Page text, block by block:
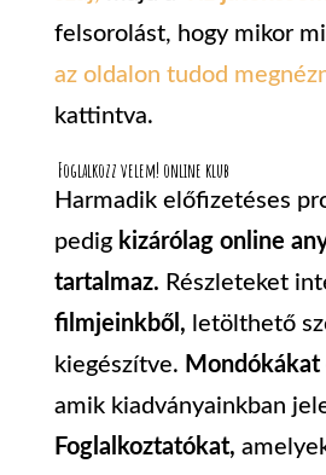
felsorolást, hogy mikor
az oldalon tudod
kattintva.
Foglalkozz velem! online klub
Harmadik előfizetéses
pedig kizárólag online
tartalmaz. Részleteket
filmjeinkből, letölthető
kiegészítve. Mondókákat
amik kiadványainkban
Foglalkoztatókat,